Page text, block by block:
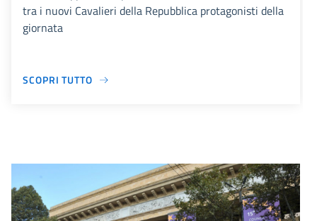
tra i nuovi Cavalieri della Repubblica protagonisti della
giornata
SCOPRI TUTTO